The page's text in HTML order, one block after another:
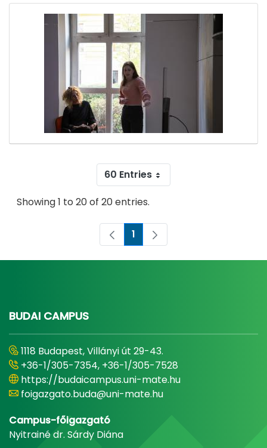
60 Entries
Showing 1 to 20 of 20 entries.
Page
1
BUDAI CAMPUS
1118 Budapest, Villányi út 29-43.
+36-1/305-7354, +36-1/305-7528
https://budaicampus.uni-mate.hu
foigazgato.buda@uni-mate.hu
Campus-főigazgató
Nyitrainé dr. Sárdy Diána